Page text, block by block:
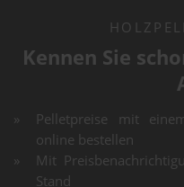
Kennen Sie
Pelletpreise mit
online bestellen
Mit
Stand